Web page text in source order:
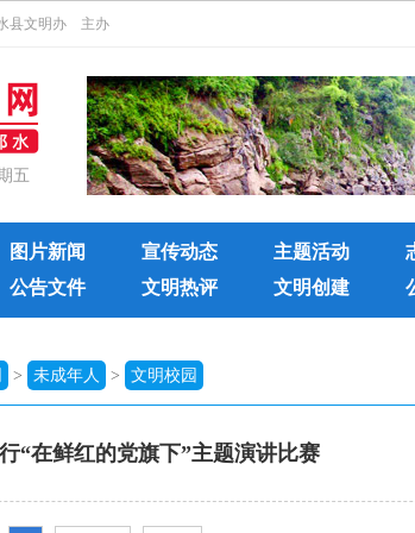
县文明办 主办
五
图片新闻 宣传动态 主题活动
公告文件 文明热评 文明创建
> 未成年人 > 文明校园
“在鲜红的党旗下”主题演讲比赛